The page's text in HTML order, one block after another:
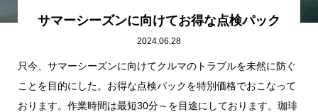
サマーシーズンに向けてお得な点検パック
2024.06.28
只今、サマーシーズンに向けてクルマのトラブルを未然に防ぐ
ことを目的にした。お得な点検パックを特別価格でおこなって
おります。作業時間は最短30分～を目途にしております。珈琲